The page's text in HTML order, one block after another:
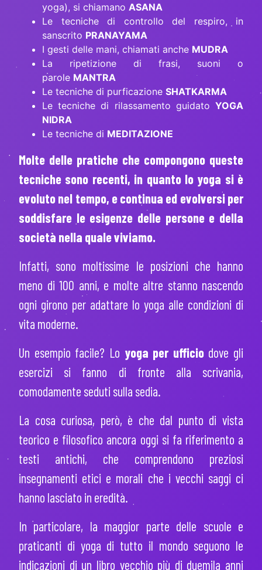
yoga), si chiamano ASANA
Le tecniche di controllo del respiro, in
sanscrito PRANAYAMA
I gesti delle mani, chiamati anche MUDRA
La ripetizione di frasi, suoni o
parole MANTRA
Le tecniche di purficazione SHATKARMA
Le tecniche di rilassamento guidato YOGA
NIDRA
Le tecniche di MEDITAZIONE
Molte delle pratiche che compongono queste
tecniche sono recenti, in quanto lo yoga si è
evoluto nel tempo, e continua ed evolversi per
soddisfare le esigenze delle persone e della
società nella quale viviamo.
Infatti, sono moltissime le posizioni che hanno
meno di 100 anni, e molte altre stanno nascendo
ogni girono per adattare lo yoga alle condizioni di
vita moderne.
Un esempio facile? Lo yoga per ufficio dove gli
esercizi si fanno di fronte alla scrivania,
comodamente seduti sulla sedia.
La cosa curiosa, però, è che dal punto di vista
teorico e filosofico ancora oggi si fa riferimento a
testi antichi, che comprendono preziosi
insegnamenti etici e morali che i vecchi saggi ci
hanno lasciato in eredità.
In particolare, la maggior parte delle scuole e
praticanti di yoga di tutto il mondo seguono le
indicazioni di un libro vecchio più di duemila anni